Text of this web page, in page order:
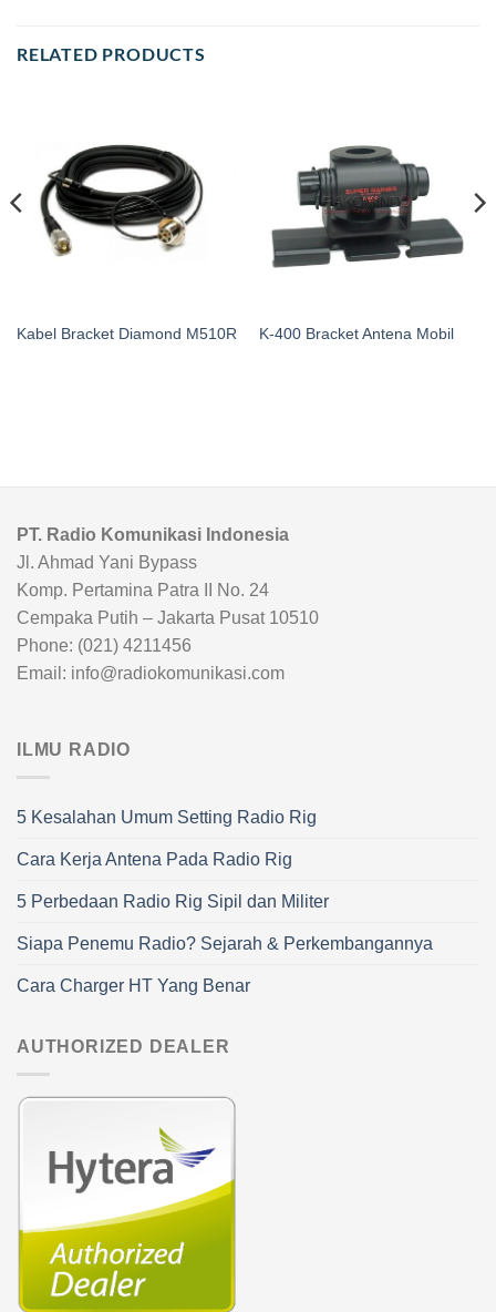
RELATED PRODUCTS
Kabel Bracket Diamond M510R K-400 Bracket Antena Mobil
PT. Radio Komunikasi Indonesia
Jl. Ahmad Yani Bypass
Komp. Pertamina Patra II No. 24
Cempaka Putih – Jakarta Pusat 10510
Phone: (021) 4211456
Email: info@radiokomunikasi.com
ILMU RADIO
5 Kesalahan Umum Setting Radio Rig
Cara Kerja Antena Pada Radio Rig
5 Perbedaan Radio Rig Sipil dan Militer
Siapa Penemu Radio? Sejarah & Perkembangannya
Cara Charger HT Yang Benar
AUTHORIZED DEALER